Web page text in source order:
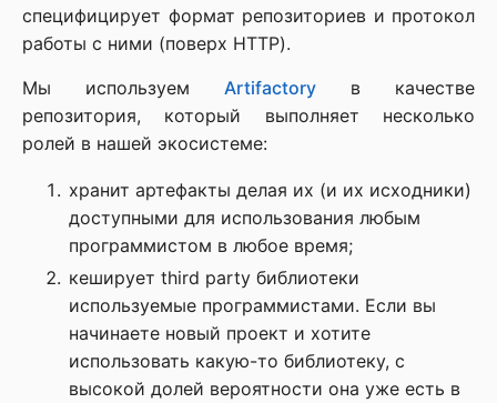
специфицирует формат репозиториев и протокол
работы с ними (поверх HTTP).
Мы используем Artifactory в качестве
репозитория, который выполняет несколько
ролей в нашей экосистеме:
хранит артефакты делая их (и их исходники)
доступными для использования любым
программистом в любое время;
кеширует third party библиотеки
используемые программистами. Если вы
начинаете новый проект и хотите
использовать какую-то библиотеку, с
высокой долей вероятности она уже есть в